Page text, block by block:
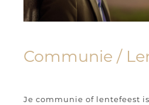
Communie /
Je communie of lentefeest